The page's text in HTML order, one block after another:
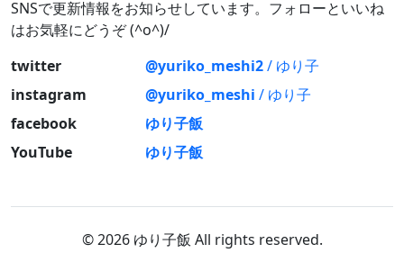
SNSで更新情報をお知らせしています。フォローといいね
はお気軽にどうぞ (^o^)/
twitter
@yuriko_meshi2/ ゆり子
instagram
@yuriko_meshi / ゆり子
facebook
ゆり子飯
YouTube
ゆり子飯
© 2026 ゆり子飯 All rights reserved.